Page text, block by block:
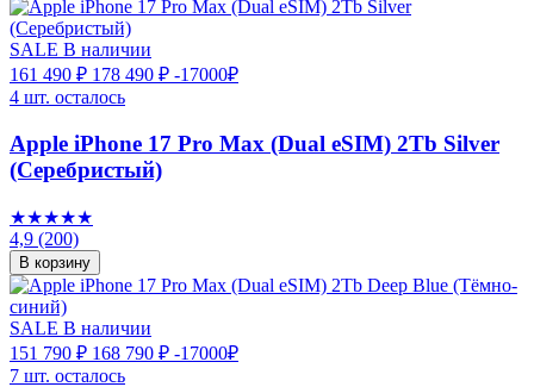
SALE В наличии
161 490 ₽ 178 490 ₽ -17000₽
4 шт. осталось
Apple iPhone 17 Pro Max (Dual eSIM) 2Tb Silver
(Серебристый)
★★★★★
4,9 (200)
В корзину
SALE В наличии
151 790 ₽ 168 790 ₽ -17000₽
7 шт. осталось